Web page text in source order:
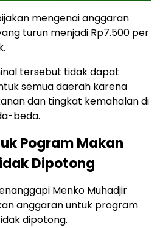
mengenai anggaran
turun menjadi Rp7.500 per
tersebut tidak dapat
semua daerah karena
dan tingkat kemahalan di
beda.
Pogram Makan
Dipotong
Menko Muhadjir
anggaran untuk program
dipotong.